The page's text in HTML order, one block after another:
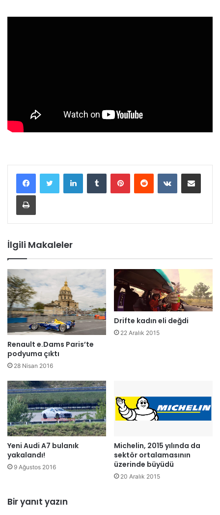
İlgili Makaleler
Renault e.Dams Paris’te
podyuma çıktı
28 Nisan 2016
Drifte kadın eli değdi
22 Aralık 2015
Yeni Audi A7 bulanık
yakalandı!
9 Ağustos 2016
Michelin, 2015 yılında da
sektör ortalamasının
üzerinde büyüdü
20 Aralık 2015
Bir yanıt yazın